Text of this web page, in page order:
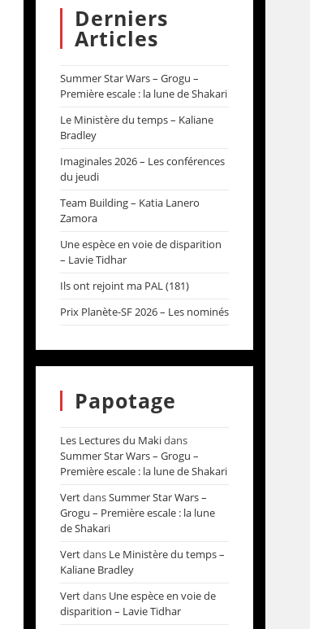
Derniers
Articles
Summer Star Wars – Grogu –
Première escale : la lune de Shakari
Le Ministère du temps – Kaliane
Bradley
Imaginales 2026 – Les conférences
du jeudi
Team Building – Katia Lanero
Zamora
Une espèce en voie de disparition
– Lavie Tidhar
Ils ont rejoint ma PAL (181)
Prix Planète-SF 2026 – Les nominés
Papotage
Les Lectures du Makidans
Summer Star Wars – Grogu –
Première escale : la lune de Shakari
VertdansSummer Star Wars –
Grogu – Première escale : la lune
de Shakari
Vertdans Le Ministère du temps –
Kaliane Bradley
Vertdans Une espèce en voie de
disparition – Lavie Tidhar